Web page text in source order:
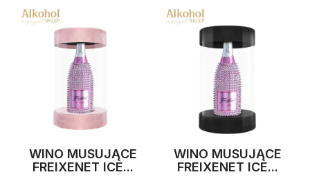
WINO MUSUJĄCE
FREIXENET ICE...
WINO MUSUJĄCE
FREIXENET ICE...